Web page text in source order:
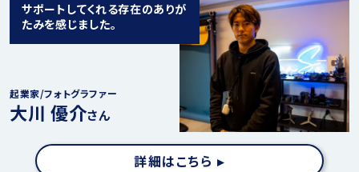
起業家/フォトグラファー
大川 優介さん
サポートしてくれる存在のありが
たみを感じました。
詳細はこちら ▸